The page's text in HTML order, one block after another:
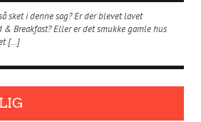
sket i denne sag? Er der blevet lavet
& Breakfast? Eller er det smukke gamle hus
[…]